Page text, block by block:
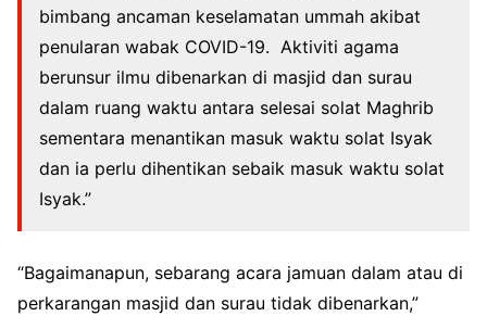
bimbang ancaman keselamatan ummah akibat
penularan wabak COVID-19. Aktiviti agama
berunsur ilmu dibenarkan di masjid dan surau
dalam ruang waktu antara selesai solat Maghrib
sementara menantikan masuk waktu solat Isyak
dan ia perlu dihentikan sebaik masuk waktu solat
Isyak.”
“Bagaimanapun, sebarang acara jamuan dalam atau di
perkarangan masjid dan surau tidak dibenarkan,”